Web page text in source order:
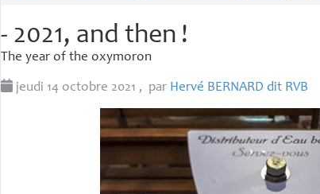
- 2021, and then !
The year of the oxymoron
jeudi 14 octobre 2021 , par Hervé BERNARD dit RVB